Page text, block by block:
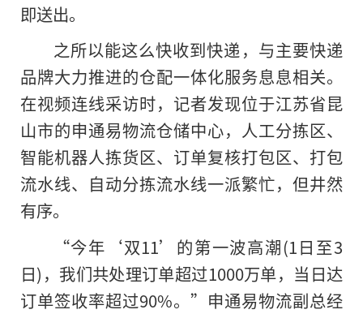
即送出。
之所以能这么快收到快递，与主要快递
品牌大力推进的仓配一体化服务息息相关。
在视频连线采访时，记者发现位于江苏省昆
山市的申通易物流仓储中心，人工分拣区、
智能机器人拣货区、订单复核打包区、打包
流水线、自动分拣流水线一派繁忙，但井然
有序。
“今年‘双11’的第一波高潮(1日至3
日)，我们共处理订单超过1000万单，当日达
订单签收率超过90%。”申通易物流副总经